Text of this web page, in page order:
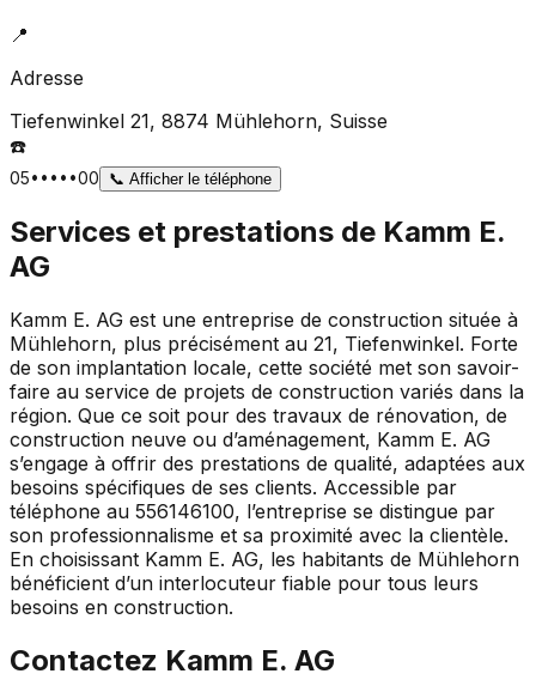
📍
Adresse
Tiefenwinkel 21, 8874 Mühlehorn, Suisse
☎️
05•••••00 📞 Afficher le téléphone
Services et prestations de Kamm E.
AG
Kamm E. AG est une entreprise de construction située à
Mühlehorn, plus précisément au 21, Tiefenwinkel. Forte
de son implantation locale, cette société met son savoir-
faire au service de projets de construction variés dans la
région. Que ce soit pour des travaux de rénovation, de
construction neuve ou d’aménagement, Kamm E. AG
s’engage à offrir des prestations de qualité, adaptées aux
besoins spécifiques de ses clients. Accessible par
téléphone au 556146100, l’entreprise se distingue par
son professionnalisme et sa proximité avec la clientèle.
En choisissant Kamm E. AG, les habitants de Mühlehorn
bénéficient d’un interlocuteur fiable pour tous leurs
besoins en construction.
Contactez Kamm E. AG